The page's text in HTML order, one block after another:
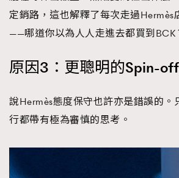
AFrenchMind
EmpowerF
FashionWeek
定銷路，這也解釋了每次走過Hermès
——哪道你以為人人走進去都買到BCK
原因3：更聰明的Spin-
說Hermès態度保守也許亦是錯誤的。
行都帶有極為審慎的思考。